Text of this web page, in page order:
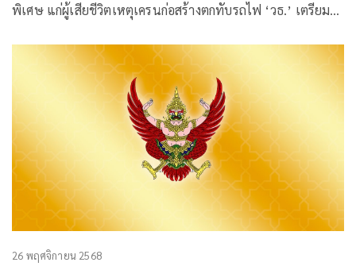
พิเศษ แก่ผู้เสียชีวิตเหตุเครนก่อสร้างตกทับรถไฟ ‘วธ.’ เตรียม
26 พฤศจิกายน 2568